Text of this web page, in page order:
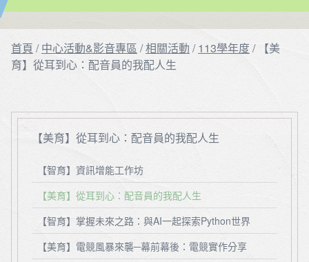
首頁 /中心活動&影音專區 /相關活動 /113學年度/ 【美
育】從耳到心：配音員的我配人生
【美育】從耳到心：配音員的我配人生
【智育】資訊增能工作坊
【美育】從耳到心：配音員的我配人生
【智育】掌握未來之路：與AI一起探索Python世界
【美育】電競風暴來襲─幕前幕後：電競實作分享